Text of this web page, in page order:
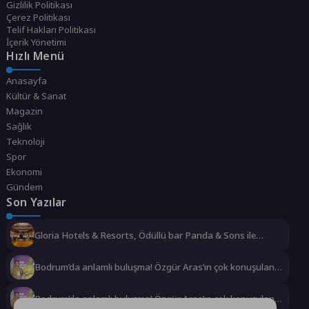
Gizlilik Politikası
Çerez Politikası
Telif Hakları Politikası
İçerik Yönetimi
Hızlı Menü
Anasayfa
Kültür & Sanat
Magazin
Sağlık
Teknoloji
Spor
Ekonomi
Gündem
Son Yazılar
Gloria Hotels & Resorts, Ödüllü bar Panda & Sons ile
Bodrum’da anlamlı buluşma! Özgür Aras’ın çok konuşulan
Bodrum’da anlamlı buluşma! Özgür Aras’ın çok konuşulan